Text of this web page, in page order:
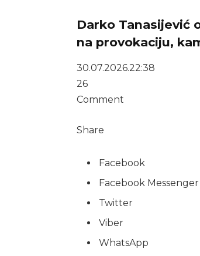
Darko Tanasijević
na provokaciju,
30.07.2026.22:38
26
Comment
Share
Facebook
Facebook Messenger
Twitter
Viber
WhatsApp